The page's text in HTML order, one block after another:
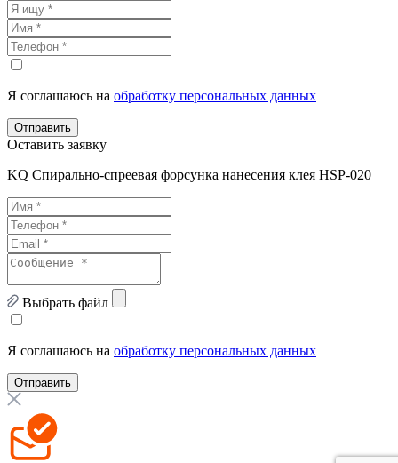
Я соглашаюсь на обработку персональных данных
Отправить
Оставить заявку
KQ Спирально-спреевая форсунка нанесения клея HSP-020
Выбрать файл
Я соглашаюсь на обработку персональных данных
Отправить